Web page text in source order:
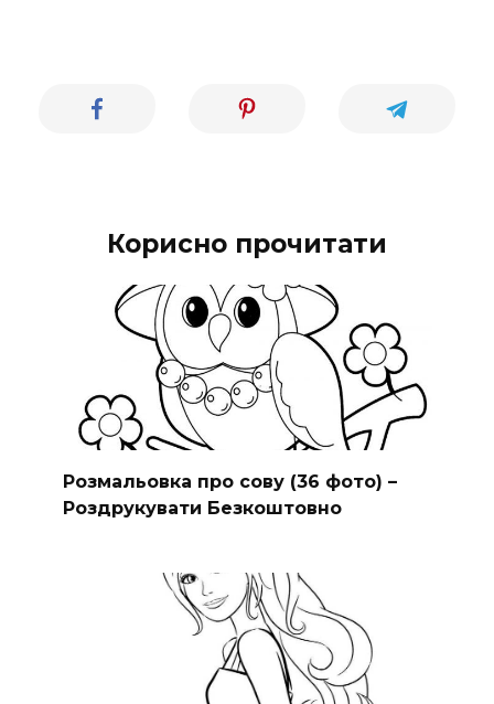
Корисно прочитати
Розмальовка про сову (36 фото) –
Роздрукувати Безкоштовно